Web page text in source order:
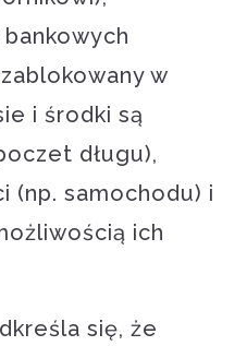
w
i środki są
długu),
(np. samochodu) i
ich
się, że